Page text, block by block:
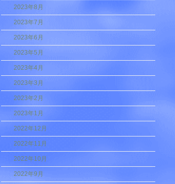
2023年8月
2023年7月
2023年6月
2023年5月
2023年4月
2023年3月
2023年2月
2023年1月
2022年12月
2022年11月
2022年10月
2022年9月